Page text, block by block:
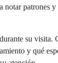
notar patrones
su visita.
y qué